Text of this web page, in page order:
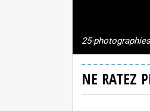
25-
NE RATEZ